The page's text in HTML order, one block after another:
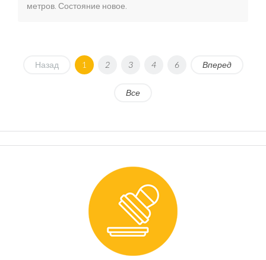
метров. Состояние новое.
Назад 1 2 3 4 6 Вперед
Все